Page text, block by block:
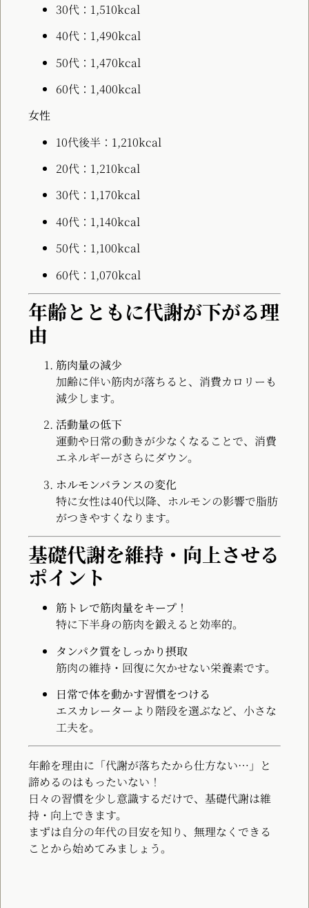
30代：1,510kcal
40代：1,490kcal
50代：1,470kcal
60代：1,400kcal
女性
10代後半：1,210kcal
20代：1,210kcal
30代：1,170kcal
40代：1,140kcal
50代：1,100kcal
60代：1,070kcal
年齢とともに代謝が下がる理
由
筋肉量の減少
加齢に伴い筋肉が落ちると、消費カロリーも
減少します。
活動量の低下
運動や日常の動きが少なくなることで、消費
エネルギーがさらにダウン。
ホルモンバランスの変化
特に女性は40代以降、ホルモンの影響で脂肪
がつきやすくなります。
基礎代謝を維持・向上させる
ポイント
筋トレで筋肉量をキープ！
特に下半身の筋肉を鍛えると効率的。
タンパク質をしっかり摂取
筋肉の維持・回復に欠かせない栄養素です。
日常で体を動かす習慣をつける
エスカレーターより階段を選ぶなど、小さな
工夫を。
年齢を理由に「代謝が落ちたから仕方ない…」と
諦めるのはもったいない！
日々の習慣を少し意識するだけで、基礎代謝は維
持・向上できます。
まずは自分の年代の目安を知り、無理なくできる
ことから始めてみましょう。